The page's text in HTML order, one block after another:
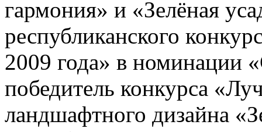
гармония» и «Зелёная
республиканского
2009 года» в номинации
победитель конкурса
ландшафтного дизайна